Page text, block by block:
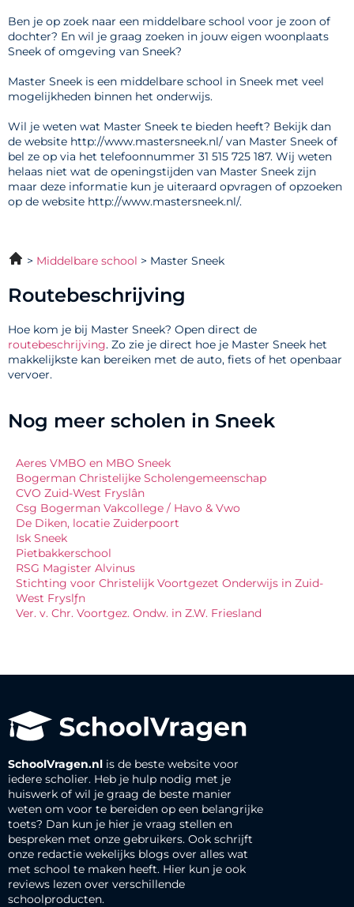
Ben je op zoek naar een middelbare school voor je zoon of
dochter? En wil je graag zoeken in jouw eigen woonplaats
Sneek of omgeving van Sneek?
Master Sneek is een middelbare school in Sneek met veel
mogelijkheden binnen het onderwijs.
Wil je weten wat Master Sneek te bieden heeft? Bekijk dan
de website http://www.mastersneek.nl/ van Master Sneek of
bel ze op via het telefoonnummer 31 515 725 187. Wij weten
helaas niet wat de openingstijden van Master Sneek zijn
maar deze informatie kun je uiteraard opvragen of opzoeken
op de website http://www.mastersneek.nl/.
Middelbare school Master Sneek
Routebeschrijving
Hoe kom je bij Master Sneek? Open direct de
routebeschrijving. Zo zie je direct hoe je Master Sneek het
makkelijkste kan bereiken met de auto, fiets of het openbaar
vervoer.
Nog meer scholen in Sneek
Aeres VMBO en MBO Sneek
Bogerman Christelijke Scholengemeenschap
CVO Zuid-West Fryslân
Csg Bogerman Vakcollege / Havo & Vwo
De Diken, locatie Zuiderpoort
Isk Sneek
Pietbakkerschool
RSG Magister Alvinus
Stichting voor Christelijk Voortgezet Onderwijs in Zuid-
West Fryslƒn
Ver. v. Chr. Voortgez. Ondw. in Z.W. Friesland
SchoolVragen.nl is de beste website voor
iedere scholier. Heb je hulp nodig met je
huiswerk of wil je graag de beste manier
weten om voor te bereiden op een belangrijke
toets? Dan kun je hier je vraag stellen en
bespreken met onze gebruikers. Ook schrijft
onze redactie wekelijks blogs over alles wat
met school te maken heeft. Hier kun je ook
reviews lezen over verschillende
schoolproducten.